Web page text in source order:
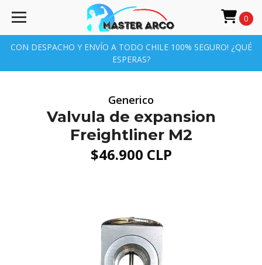
CON DESPACHO Y ENVÍO A TODO CHILE 100% SEGURO! ¿QUÉ
ESPERAS?
0
Generico
Valvula de expansion
Freightliner M2
$46.900 CLP